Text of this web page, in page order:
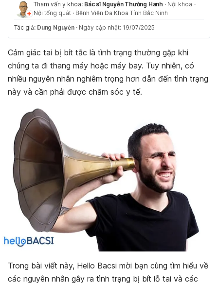
Tham vấn y khoa: Bác sĩ Nguyễn Thường Hanh · Nội khoa -
Nội tổng quát · Bệnh Viện Đa Khoa Tỉnh Bắc Ninh
Tác giả: Dung Nguyễn · Ngày cập nhật: 19/07/2025
Cảm giác tai bị bít tắc là tình trạng thường gặp khi
chúng ta đi thang máy hoặc máy bay. Tuy nhiên, có
nhiều nguyên nhân nghiêm trọng hơn dẫn đến tình trạng
này và cần phải được chăm sóc y tế.
Trong bài viết này, Hello Bacsi mời bạn cùng tìm hiểu về
các nguyên nhân gây ra tình trạng bị bít lỗ tai và các